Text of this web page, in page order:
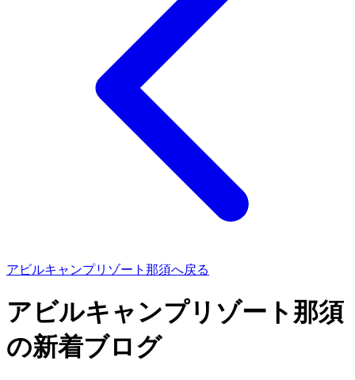
アビルキャンプリゾート那須へ戻る
アビルキャンプリゾート那須
の新着ブログ